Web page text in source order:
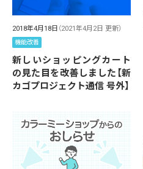
2018年4月18日 （2021年4月2日 更新）
機能改善
新しいショッピングカート
の見た目を改善しました【新
カゴプロジェクト通信 号外】